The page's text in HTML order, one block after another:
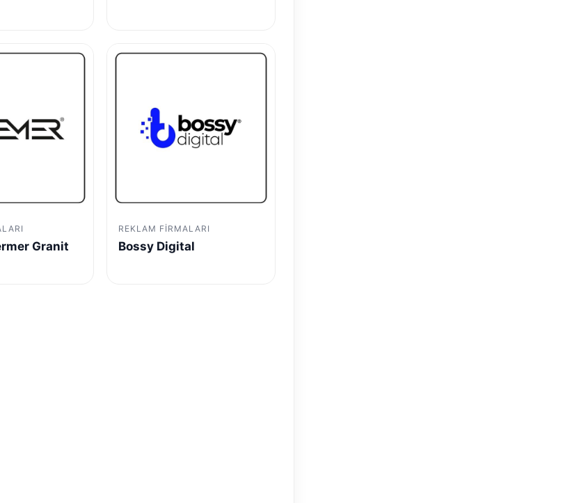
Granit
REKLAM FIRMALARI
Bossy Digital